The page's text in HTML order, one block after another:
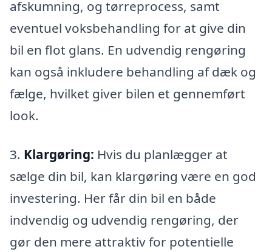
afskumning, og tørreprocess, samt
eventuel voksbehandling for at give din
bil en flot glans. En udvendig rengøring
kan også inkludere behandling af dæk og
fælge, hvilket giver bilen et gennemført
look.
3. Klargøring: Hvis du planlægger at
sælge din bil, kan klargøring være en god
investering. Her får din bil en både
indvendig og udvendig rengøring, der
gør den mere attraktiv for potentielle